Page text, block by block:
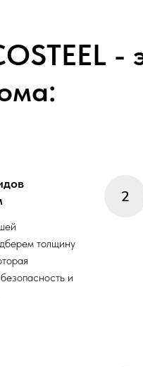
-
толщину
и